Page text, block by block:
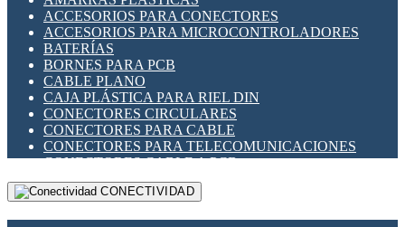
INDICADORES PARA PANEL
INTERFACES DE RELÉ
INTERRUPTORES FIN DE CARRERA
LLAVES CONMUTADORAS
MEDIDORES DE ENERGÍA Y TC'S DE CORRIENTE
MOTORES PASO A PASO
PANTALLAS HMI
PLC -CONTROLADORES LÓGICO PROGRAMABLES
PROGRAMADORES DE HORARIO
RELÉS DE PROTECCIÓN
SENSORES CAPACITIVOS
ACCESORIOS PARA CONECTORES
ACCESORIOS PARA MICROCONTROLADORES
BATERÍAS
BORNES PARA PCB
CABLE PLANO
CAJA PLÁSTICA PARA RIEL DIN
CONECTORES CIRCULARES
CONECTORES PARA CABLE
CONECTORES PARA TELECOMUNICACIONES
CONECTORES CABLE A PCB
CONECTORES PCB A CABLE
DIP SWITCHESCONECTIVIDAD